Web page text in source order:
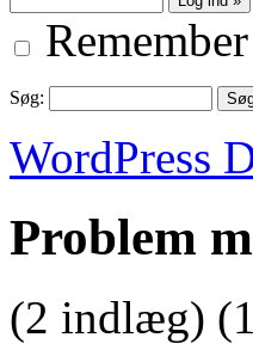
Søg:
WordPress
Problem
(2 indlæg)